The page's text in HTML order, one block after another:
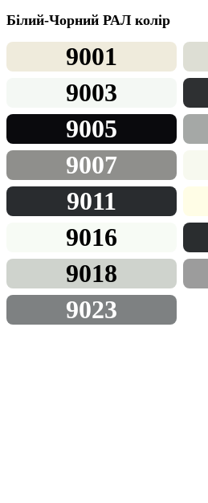
Білий-Чорний РАЛ колір
9001
9003
9005
9007
9011
9016
9018
9023